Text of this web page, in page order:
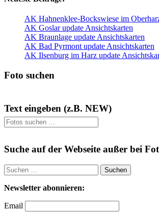
AK Hahnenklee-Bockswiese im
AK Goslar update Ansichtskarten
AK Braunlage update Ansichtskarten
AK Bad Pyrmont update Ansichtskarten
AK Ilsenburg im Harz update
Foto suchen
Text eingeben (z.B. NEW)
Suche auf der Webseite außer bei
Suchen
nach:
Newsletter abonnieren:
Email